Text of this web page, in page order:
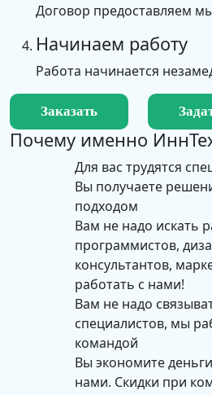
Договор предоставляем
Начинаем работу
Работа начинается
Заказать
Почему именно
Для вас трудятся
Вы получаете
подходом
Вам не надо искать
программистов,
консультантов,
работать с нами!
Вам не надо
специалистов, мы
командой
Вы экономите
нами. Скидки при